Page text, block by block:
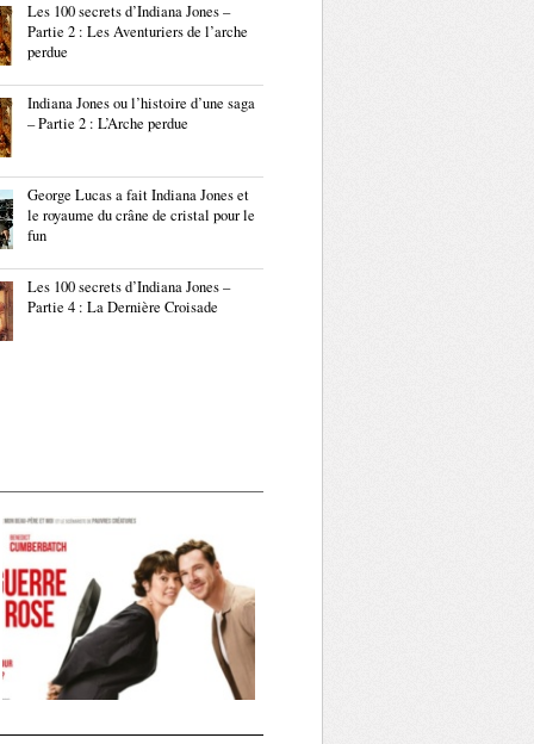
Les 100 secrets d’Indiana Jones –
Partie 2 : Les Aventuriers de l’arche
perdue
Indiana Jones ou l’histoire d’une saga
– Partie 2 : L’Arche perdue
George Lucas a fait Indiana Jones et
le royaume du crâne de cristal pour le
fun
Les 100 secrets d’Indiana Jones –
Partie 4 : La Dernière Croisade